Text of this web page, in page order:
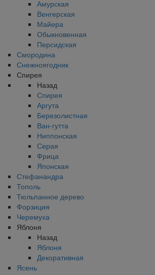
Амурская
Венгерская
Майера
Обыкновенная
Персидская
Смородина
Снежноягодник
Спирея
Назад
Спирея
Аргута
Березолистная
Ван-гутта
Ниппонская
Серая
Фрица
Японская
Стефанандра
Тополь
Тюльпанное дерево
Форзиция
Черемуха
Яблоня
Назад
Яблоня
Декоративная
Ясень